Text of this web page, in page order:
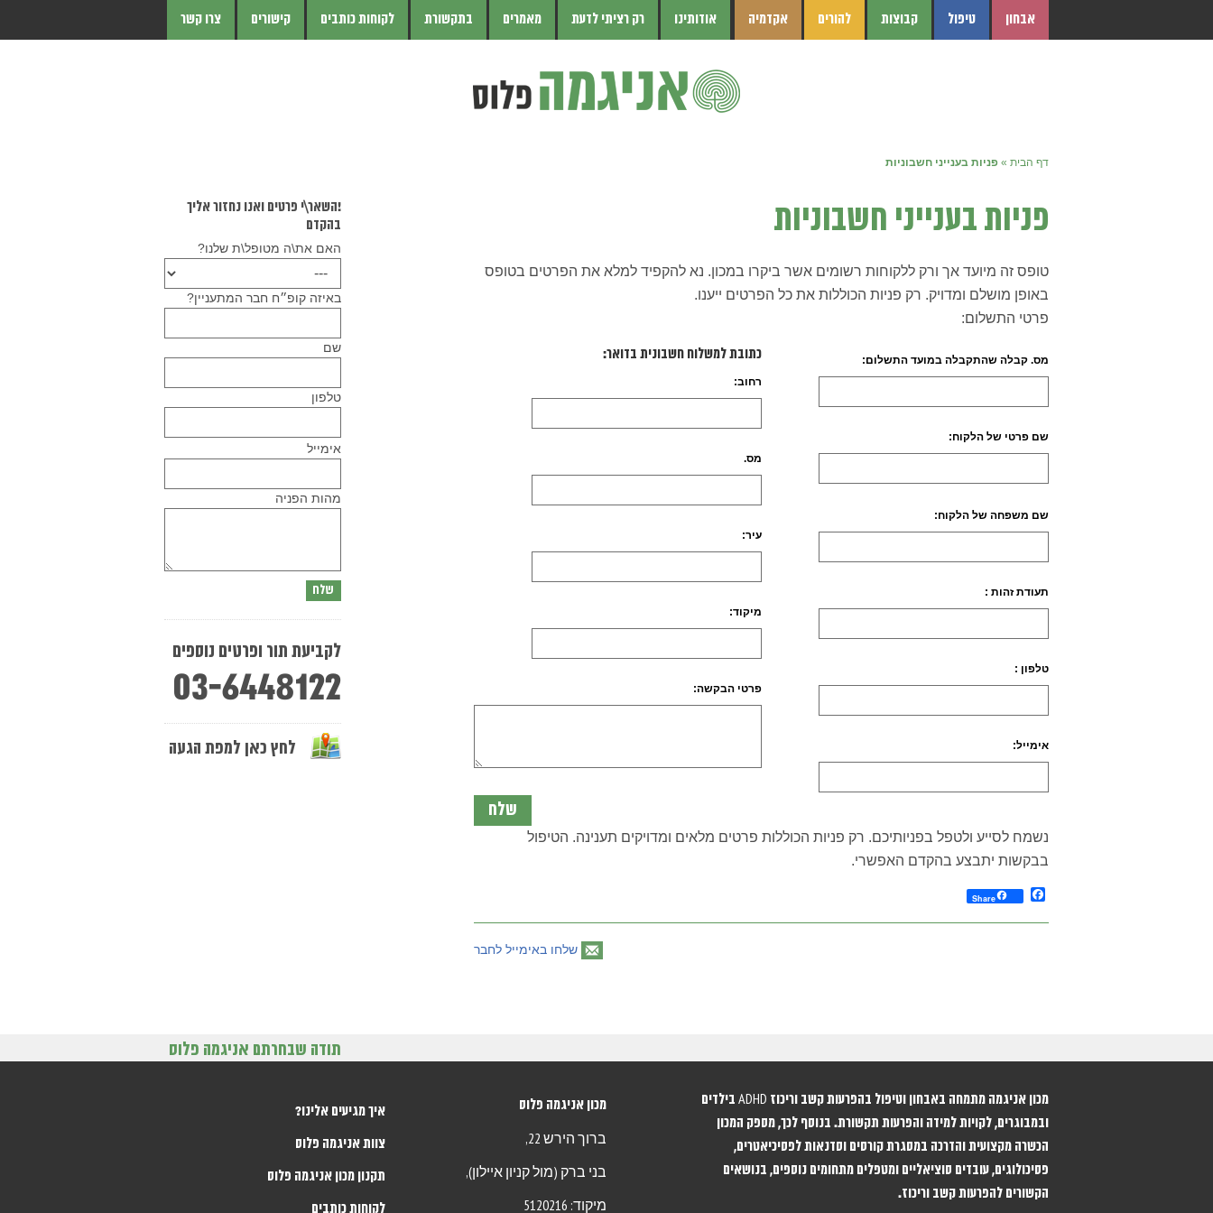
אבחון טיפול קבוצות להורים אקדמיה אודותינו רק רציתי לדעת מאמרים בתקשורת לקוחות כותבים קישורים צרו קשר
דף הבית » פניות בענייני חשבוניות
פניות בענייני חשבוניות
טופס זה מיועד אך ורק ללקוחות רשומים אשר ביקרו במכון. נא להקפיד למלא את הפרטים בטופס
באופן מושלם ומדויק. רק פניות הכוללות את כל הפרטים ייענו.
פרטי התשלום:
מס. קבלה שהתקבלה במועד התשלום:
שם פרטי של הלקוח:
Please
field
שם משפחה של הלקוח:
תעודת זהות :
טלפון :
אימייל:
כתובת למשלוח חשבונית בדואר:
רחוב:
מס.
עיר:
מיקוד:
פרטי הבקשה:
נשמח לסייע ולטפל בפניותיכם. רק פניות הכוללות פרטים מלאים ומדויקים תענינה. הטיפול
בבקשות יתבצע בהקדם האפשרי.
Facebook
Share
שלחו באימייל לחבר
!השאר\י פרטים ואנו נחזור אליך
בהקדם
האם את\ה מטופל\ת שלנו?
באיזה קופ״ח חבר המתעניין?
שם
טלפון
leave
אימייל
מהות הפניה
לקביעת תור ופרטים נוספים
03-6448122
לחץ כאן למפת הגעה
תודה שבחרתם אניגמה פלוס
מכון אניגמה מתמחה באבחון וטיפול בהפרעות קשב וריכוז ADHD בילדים
ובמבוגרים, לקויות למידה והפרעות תקשורת. בנוסף לכך, מספק המכון
הכשרה מקצועית והדרכה במסגרת קורסים וסדנאות לפסיכיאטרים,
פסיכולוגים, עובדים סוציאליים ומטפלים מתחומים נוספים, בנושאים
הקשורים להפרעות קשב וריכוז.
מכון אניגמה פלוס
ברוך הירש 22,
בני ברק (מול קניון איילון),
מיקוד: 5120216
איך מגיעים אלינו?
צוות אניגמה פלוס
תקנון מכון אניגמה פלוס
לקוחות כותבים